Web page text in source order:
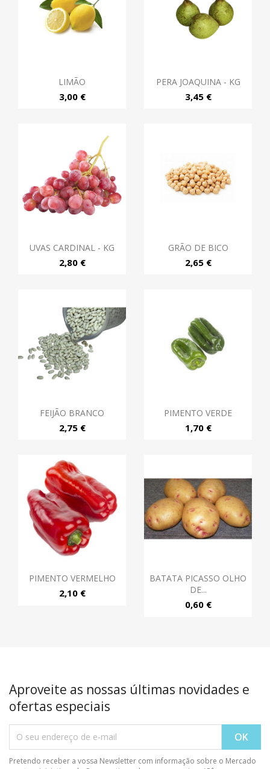
LIMÃO
3,00 €
PERA JOAQUINA - KG
3,45 €
UVAS CARDINAL - KG
2,80 €
GRÃO DE BICO
2,65 €
FEIJÃO BRANCO
2,75 €
PIMENTO VERDE
1,70 €
PIMENTO VERMELHO
2,10 €
BATATA PICASSO OLHO
DE...
0,60 €
Aproveite as nossas últimas novidades e
ofertas especiais
Pretendo receber a vossa Newsletter com informação sobre o Mercado